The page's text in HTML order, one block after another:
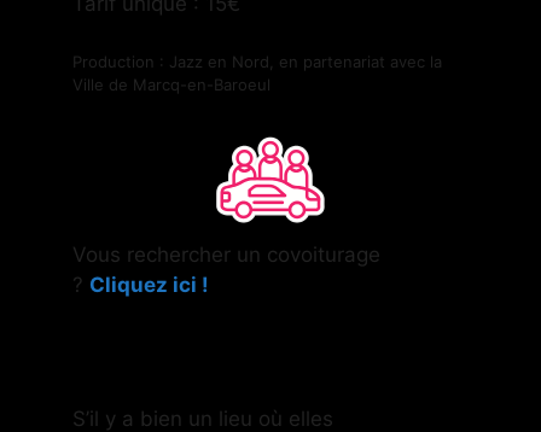
Production : Jazz en Nord, en partenariat avec la
Ville de Marcq-en-Baroeul
Vous rechercher un covoiturage
? Cliquez ici !
S’il y a bien un lieu où elles